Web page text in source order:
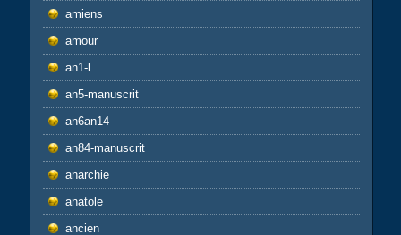
amiens
amour
an1-l
an5-manuscrit
an6an14
an84-manuscrit
anarchie
anatole
ancien